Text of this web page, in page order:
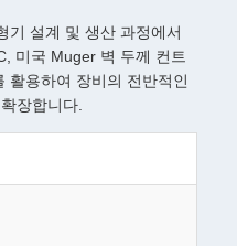
기 설계 및 생산 과정에서
미국 Muger 벽 두께 컨트
활용하여 장비의 전반적인
장합니다.